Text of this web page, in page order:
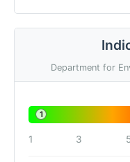
Department for
1
1 3